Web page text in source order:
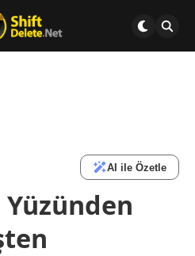
AI ile Özetle